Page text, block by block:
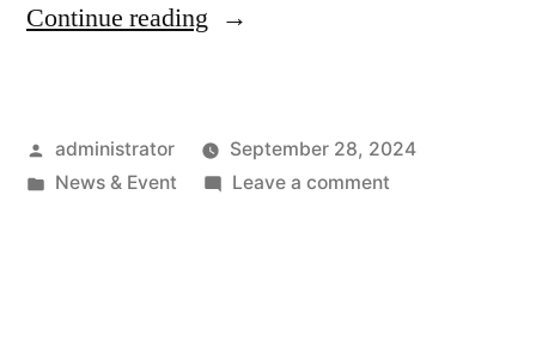
Continue reading
administrator
September 28, 2024
News & Event
Leave a comment